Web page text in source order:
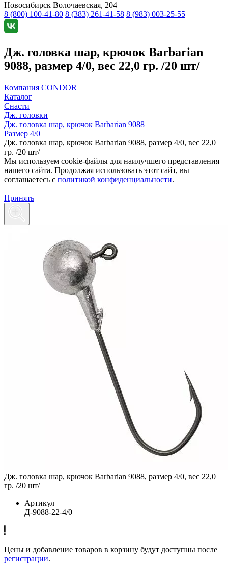
Новосибирск Волочаевская, 204
8 (800) 100-41-80 8 (383) 261-41-58 8 (983) 003-25-55
Дж. головка шар, крючок Barbarian
9088, размер 4/0, вес 22,0 гр. /20 шт/
Компания CONDOR
Каталог
Снасти
Дж. головки
Дж. головка шар, крючок Barbarian 9088
Размер 4/0
Дж. головка шар, крючок Barbarian 9088, размер 4/0, вес 22,0
гр. /20 шт/
Мы используем cookie-файлы для наилучшего представления
нашего сайта. Продолжая использовать этот сайт, вы
соглашаетесь c политикой конфиденциальности.
Принять
Дж. головка шар, крючок Barbarian 9088, размер 4/0, вес 22,0
гр. /20 шт/
Артикул
Д-9088-22-4/0
Цены и добавление товаров в корзину будут доступны после
регистрации.